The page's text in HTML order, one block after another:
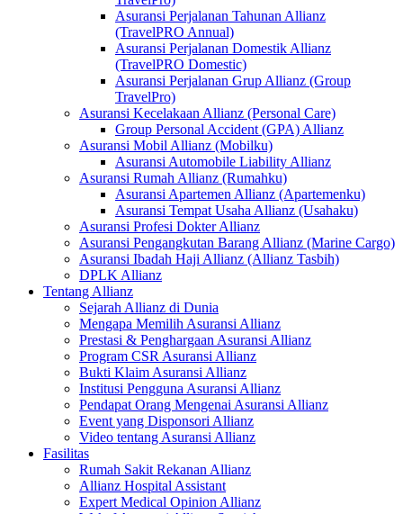
Asuransi Perjalanan Tahunan Allianz
(TravelPRO Annual)
Asuransi Perjalanan Domestik Allianz
(TravelPRO Domestic)
Asuransi Perjalanan Grup Allianz (Group
TravelPro)
Asuransi Kecelakaan Allianz (Personal Care)
Group Personal Accident (GPA) Allianz
Asuransi Mobil Allianz (Mobilku)
Asuransi Automobile Liability Allianz
Asuransi Rumah Allianz (Rumahku)
Asuransi Apartemen Allianz (Apartemenku)
Asuransi Tempat Usaha Allianz (Usahaku)
Asuransi Profesi Dokter Allianz
Asuransi Pengangkutan Barang Allianz (Marine Cargo)
Asuransi Ibadah Haji Allianz (Allianz Tasbih)
DPLK Allianz
Tentang Allianz
Sejarah Allianz di Dunia
Mengapa Memilih Asuransi Allianz
Prestasi & Penghargaan Asuransi Allianz
Program CSR Asuransi Allianz
Bukti Klaim Asuransi Allianz
Institusi Pengguna Asuransi Allianz
Pendapat Orang Mengenai Asuransi Allianz
Event yang Disponsori Allianz
Video tentang Asuransi Allianz
Fasilitas
Rumah Sakit Rekanan Allianz
Allianz Hospital Assistant
Expert Medical Opinion Allianz